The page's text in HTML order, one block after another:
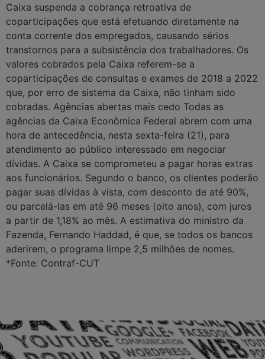
Caixa suspenda a cobrança retroativa de
coparticipações que está efetuando diretamente na
conta corrente dos empregados, causando sérios
transtornos para a subsistência dos trabalhadores. Os
valores cobrados pela Caixa referem-se a
coparticipações de consultas e exames de 2018 a 2022
que, por erro de sistema da Caixa, não tinham sido
cobradas. Agências abertas mais cedo Todas as
agências da Caixa Econômica Federal abrem com uma
hora de antecedência, nesta sexta-feira (21), para
atendimento ao público interessado em negociar
dívidas. A Caixa se comprometeu a pagar horas extras
aos funcionários. Segundo o banco, os clientes poderão
pagar suas dívidas à vista, com desconto de até 90%,
ou parcelá-las em até 96 meses (oito anos), com juros
a partir de 1,18% ao mês. A estimativa do ministro da
Fazenda, Fernando Haddad, é que, se todos os bancos
aderirem, o programa limpe 2,5 milhões de nomes.
*Fonte: Contraf-CUT